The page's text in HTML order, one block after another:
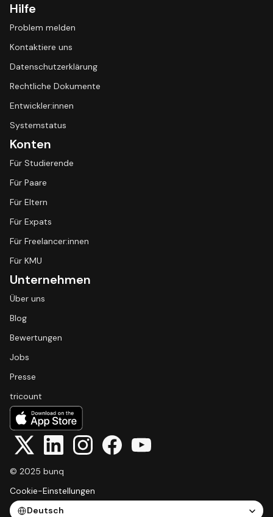
Hilfe
Problem melden
Kontaktiere uns
Datenschutzerklärung
Rechtliche Dokumente
Entwickler:innen
Systemstatus
Konten
Für Studierende
Für Paare
Für Eltern
Für Expats
Für Freelancer:innen
Für KMU
Unternehmen
Über uns
Blog
Bewertungen
Jobs
Presse
tricount
© 2025 bunq
Cookie-Einstellungen
Select Language
Deutsch